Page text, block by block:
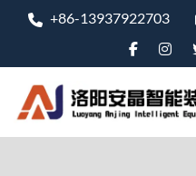
+86-13937922703